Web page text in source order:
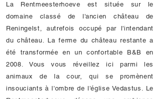
La Rentmeesterhoeve est située sur le
domaine classé de l'ancien château de
Reningelst, autrefois occupé par l'intendant
du château. La ferme du château restante a
été transformée en un confortable B&B en
2008. Vous vous réveillez ici parmi les
animaux de la cour, qui se promènent
insouciants à l'ombre de l'église Vedastus. Le